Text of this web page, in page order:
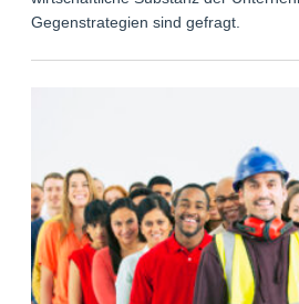
Gegenstrategien sind gefragt.